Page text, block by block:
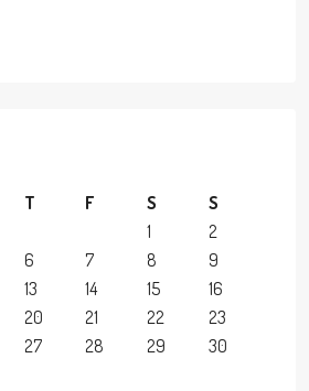
T F S
S
1
2
6 7 8
9
13 14 15
16
20 21 22
23
27 28 29
30